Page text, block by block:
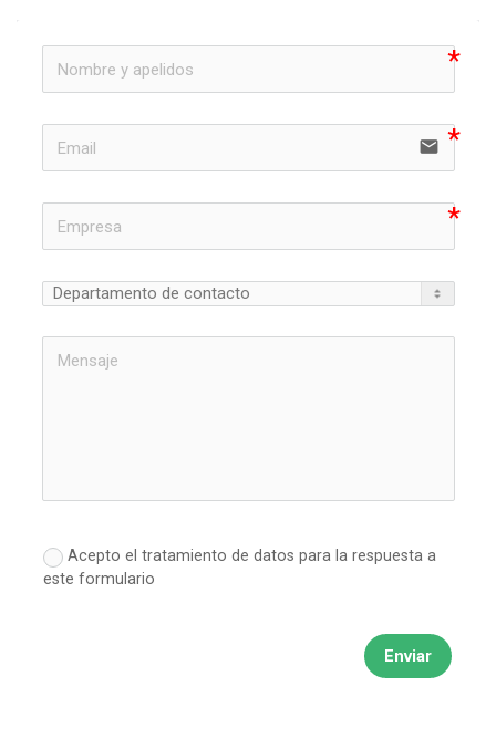
email
Acepto el tratamiento de datos para la respuesta a
este formulario
Enviar